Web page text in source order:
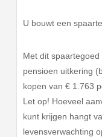
U bouwt een
Met dit
pensioen uitkering
kopen van € 1.763
Let op! Hoeveel
kunt krijgen hangt
levensverwachting